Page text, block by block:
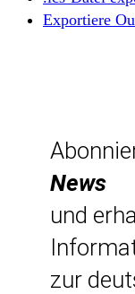
Exportiere
News
und
zur